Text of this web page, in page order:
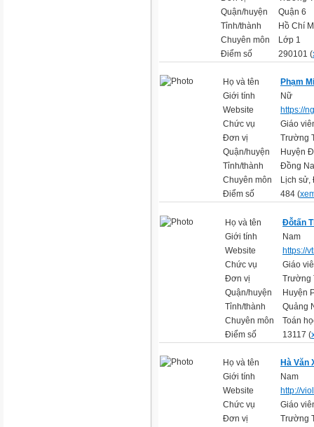
Quận/huyện
Quận 6
Tỉnh/thành
Hồ Chí
Chuyên môn
Lớp 1
Điểm số
290101 (
Họ và tên
Phạm
Giới tính
Nữ
Website
https://
Chức vụ
Giáo
Đơn vị
Trường
Quận/huyện
Huyện
Tỉnh/thành
Đồng
Chuyên môn
Lịch sử,
Điểm số
484 (
Họ và tên
Đỗtấn
Giới tính
Nam
Website
https://
Chức vụ
Giáo
Đơn vị
Trường
Quận/huyện
Huyện
Tỉnh/thành
Quảng
Chuyên môn
Toán
Điểm số
13117 (
Họ và tên
Hà Văn
Giới tính
Nam
Website
http://
Chức vụ
Giáo
Đơn vị
Trường